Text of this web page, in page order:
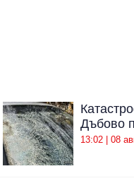
Дъбово
13:02 | 08